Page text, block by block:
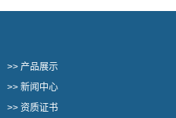
>> 产品展示
>> 新闻中心
>> 资质证书